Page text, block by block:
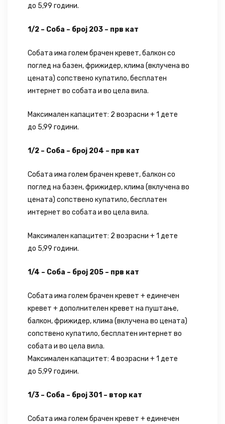
до 5,99 години.
1/2 – Соба – број 203 – прв кат
Собата има голем брачен кревет, балкон со
поглед на базен, фрижидер, клима (вклучена во
цената) сопствено купатило, бесплатен
интернет во собата и во цела вила.
Максимален капацитет: 2 возрасни + 1 дете
до 5,99 години.
1/2 – Соба – број 204 – прв кат
Собата има голем брачен кревет, балкон со
поглед на базен, фрижидер, клима (вклучена во
цената) сопствено купатило, бесплатен
интернет во собата и во цела вила.
Максимален капацитет: 2 возрасни + 1 дете
до 5,99 години.
1/4 – Соба – број 205 – прв кат
Собата има голем брачен кревет + единечен
кревет + дополнителен кревет на пуштање,
балкон, фрижидер, клима (вклучена во цената)
сопствено купатило, бесплатен интернет во
собата и во цела вила.
Максимален капацитет: 4 возрасни + 1 дете
до 5,99 години.
1/3 – Соба – број 301 – втор кат
Собата има голем брачен кревет + единечен